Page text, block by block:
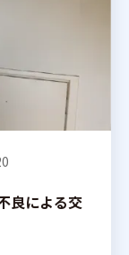
良による交